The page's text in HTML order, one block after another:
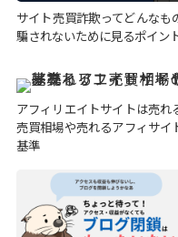
サイト売買詐欺ってどんなも
騙されないために見るポイン
アフィリエイトサイトは売れ
売買相場や売れるアフィサイ
基準